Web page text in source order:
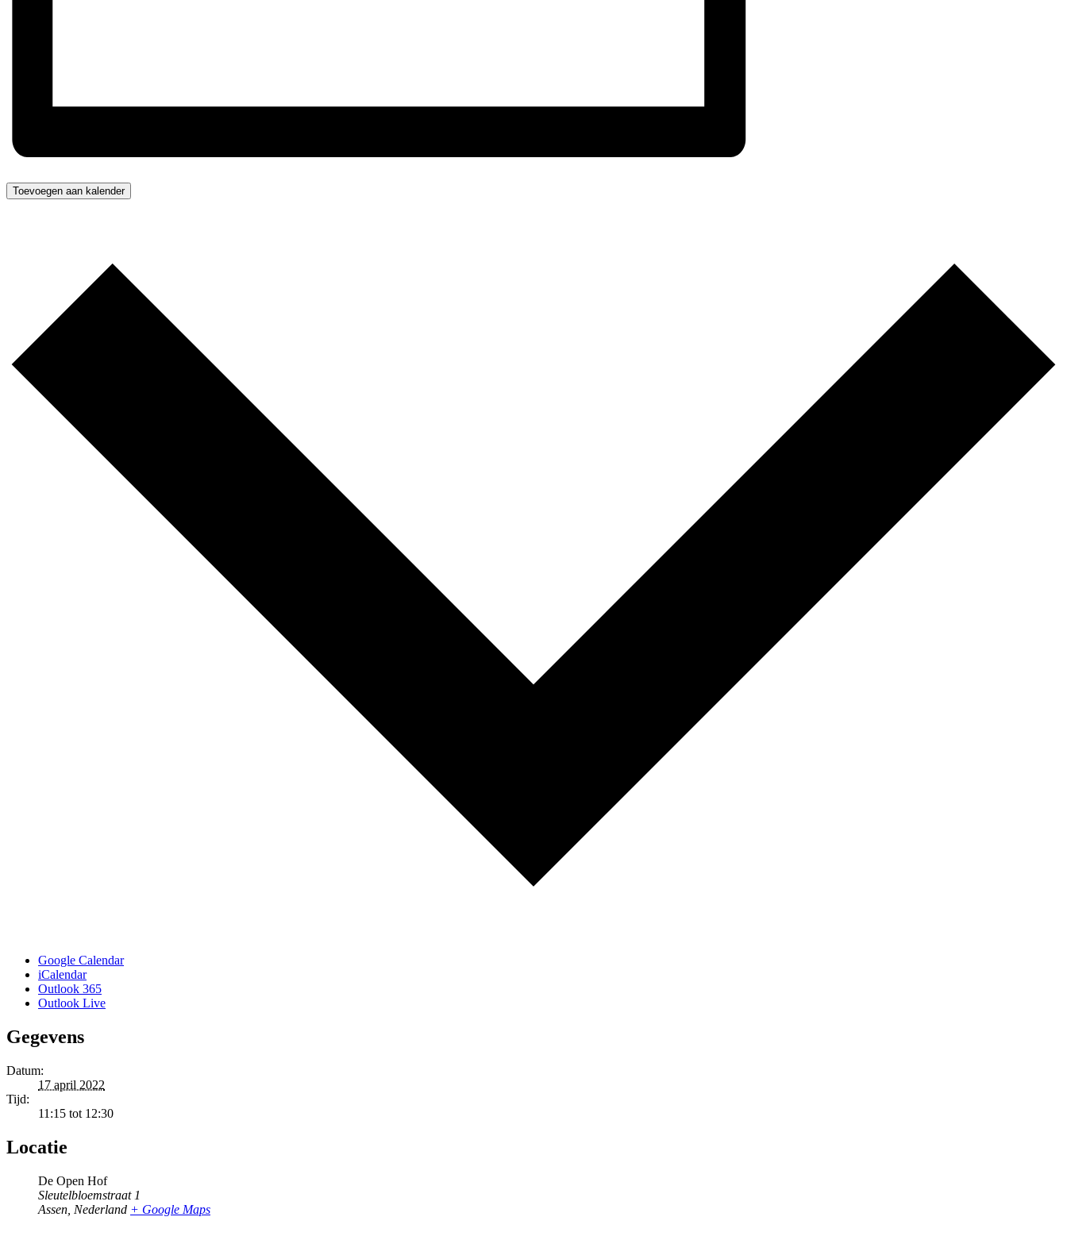
Toevoegen aan kalender
Google Calendar
iCalendar
Outlook 365
Outlook Live
Gegevens
Datum:
17 april 2022
Tijd:
11:15 tot 12:30
Locatie
De Open Hof
Sleutelbloemstraat 1
Assen Nederland + Google Maps